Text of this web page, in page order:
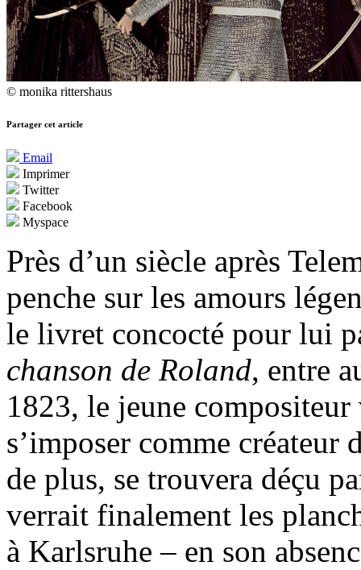
© monika rittershaus
Partager cet article
Email
Imprimer
Twitter
Facebook
Myspace
Près d’un siècle après
penche sur les amours
le livret concocté pour lui
chanson de Roland, entre
1823, le jeune
s’imposer comme créateur
de plus, se trouvera déçu
verrait finalement les
à Karlsruhe – en son